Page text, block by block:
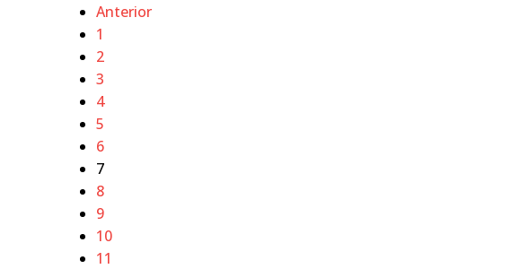
Anterior
1
2
3
4
5
6
7
8
9
10
11